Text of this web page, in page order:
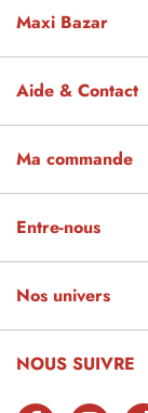
Maxi Bazar
Aide & Contact
Ma commande
Entre-nous
Nos univers
NOUS SUIVRE